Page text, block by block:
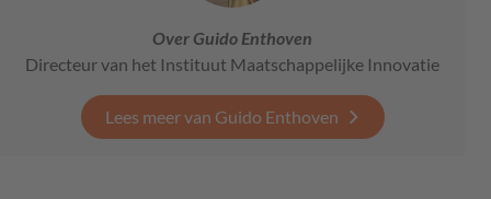
Over Guido Enthoven
Directeur van het Instituut Maatschappelijke Innovatie
Lees meer van Guido Enthoven